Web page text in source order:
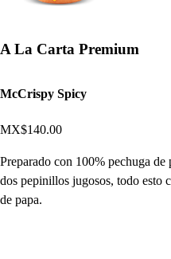
A La Carta Premium
McCrispy Spicy
MX$140.00
Preparado con 100% pechuga
dos pepinillos jugosos, todo esto
de papa.